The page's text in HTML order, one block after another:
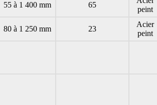
55 à 1 400 mm 65
peint
80 à 1 250 mm 23
Acier
peint